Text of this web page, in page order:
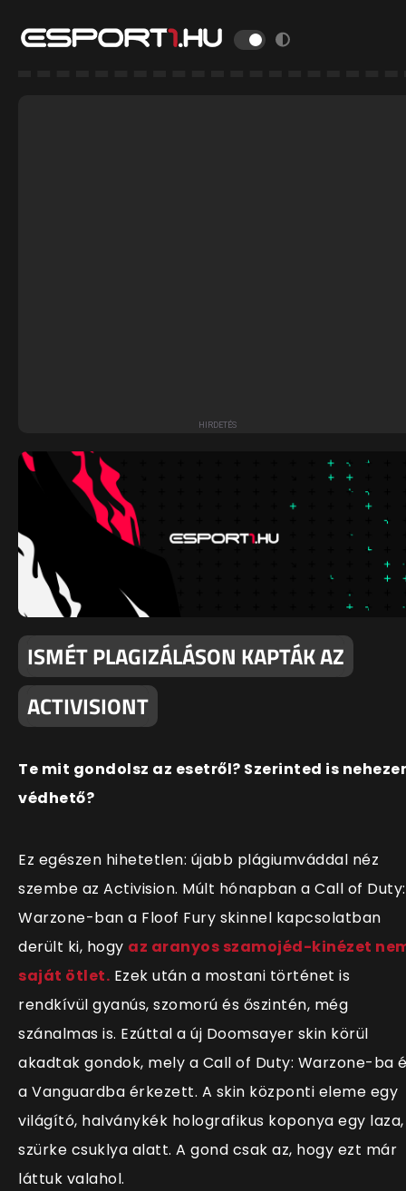
ISMÉT PLAGIZÁLÁSON KAPTÁK AZ
ACTIVISIONT
Te mit gondolsz az esetről? Szerinted is
védhető?
Ez egészen hihetetlen: újabb plágiumváddal néz
szembe az Activision. Múlt hónapban a Call of Duty:
Warzone-ban a Floof Fury skinnel kapcsolatban
derült ki, hogy az aranyos szamojéd-kinézet
saját ötlet. Ezek után a mostani történet is
rendkívül gyanús, szomorú és őszintén, még
szánalmas is. Ezúttal a új Doomsayer skin körül
akadtak gondok, mely a Call of Duty: Warzone-ba
a Vanguardba érkezett. A skin központi eleme egy
világító, halványkék holografikus koponya egy laza,
szürke csuklya alatt. A gond csak az, hogy ezt már
láttuk valahol.